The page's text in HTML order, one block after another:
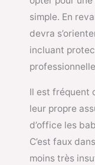
simple. En
devra
incluant
Il est fréquent
leur propre
d’office les
C’est faux
moins très